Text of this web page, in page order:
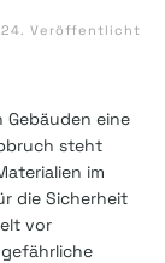
. Veröffentlicht
eine
steht
im
die Sicherheit
vor